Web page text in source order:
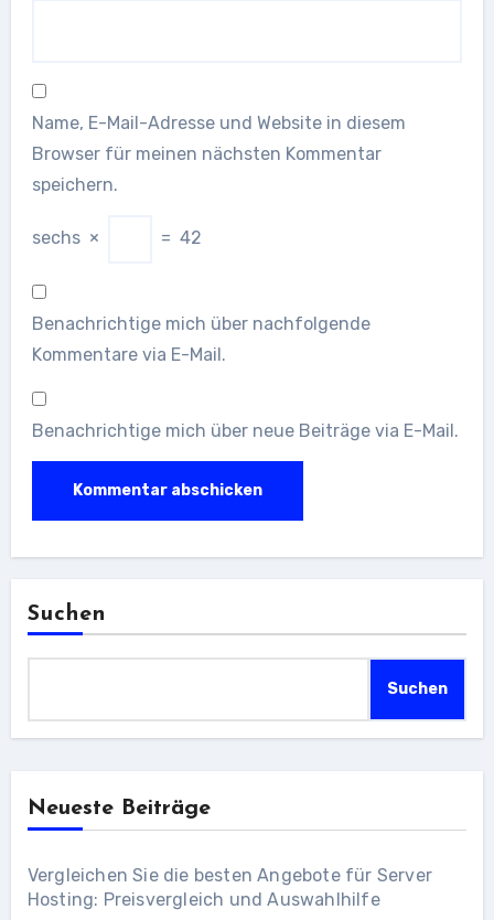
Name, E-Mail-Adresse und Website in diesem
Browser für meinen nächsten Kommentar
speichern.
sechs × = 42
Benachrichtige mich über nachfolgende
Kommentare via E-Mail.
Benachrichtige mich über neue Beiträge via E-Mail.
Suchen
Suchen
Neueste Beiträge
Vergleichen Sie die besten Angebote für Server
Hosting: Preisvergleich und Auswahlhilfe